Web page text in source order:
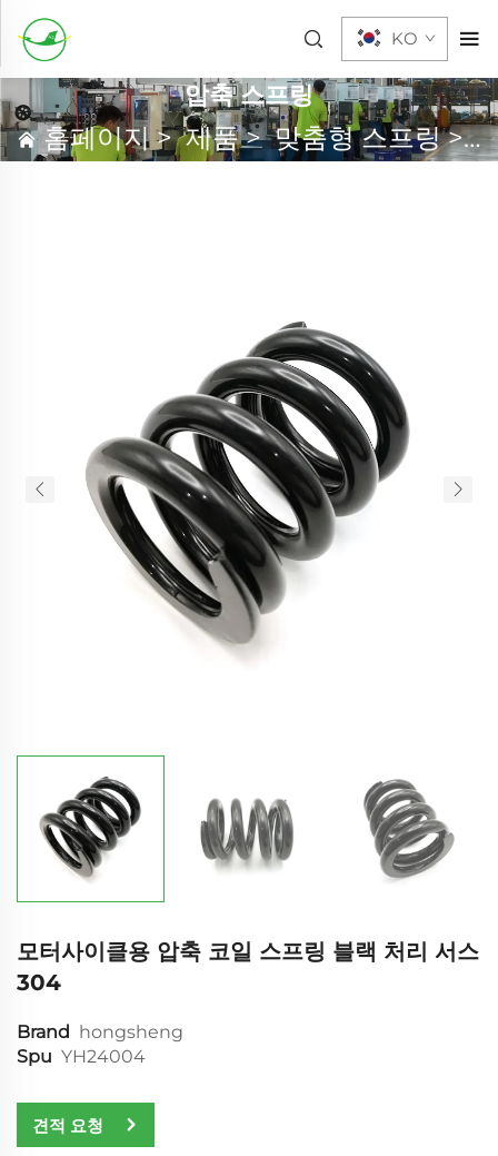
KO
압축 스프링
홈페이지>제품>맞춤형 스프링>
모터사이클용 압축 코일 스프링 블랙 처리 서스
304
Brand
hongsheng
Spu YH24004
견적 요청